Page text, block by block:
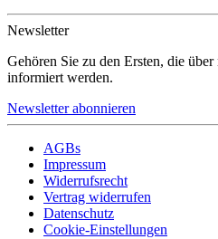
Newsletter
Gehören Sie zu den Ersten, die
informiert werden.
Newsletter abonnieren
AGBs
Impressum
Widerrufsrecht
Vertrag widerrufen
Datenschutz
Cookie-Einstellungen